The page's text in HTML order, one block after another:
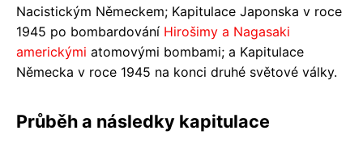
Nacistickým Německem; Kapitulace Japonska v roce
1945 po bombardování Hirošimy a Nagasaki
americkými atomovými bombami; a Kapitulace
Německa v roce 1945 na konci druhé světové války.
Průběh a následky kapitulace